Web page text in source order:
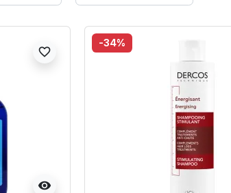
visibility
favorite_border
-34%